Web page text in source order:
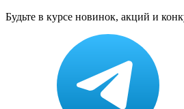
Будьте в курсе новинок, акций и